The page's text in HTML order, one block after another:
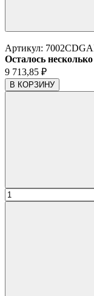
Артикул:
Осталось
9 713,85 ₽
В КОРЗИНУ